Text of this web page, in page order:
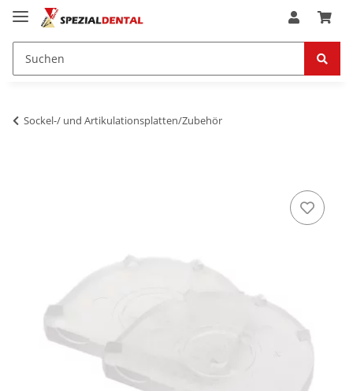
Sockel-/ und Artikulationsplatten/Zubehör